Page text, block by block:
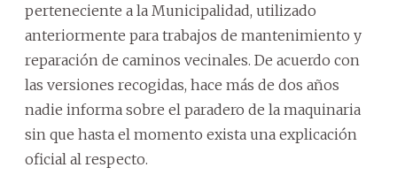
perteneciente a la Municipalidad, utilizado
anteriormente para trabajos de mantenimiento y
reparación de caminos vecinales. De acuerdo con
las versiones recogidas, hace más de dos años
nadie informa sobre el paradero de la maquinaria
sin que hasta el momento exista una explicación
oficial al respecto.